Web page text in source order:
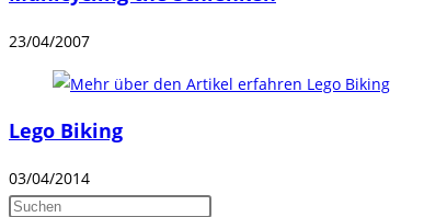
23/04/2007
Lego Biking
03/04/2014
Press